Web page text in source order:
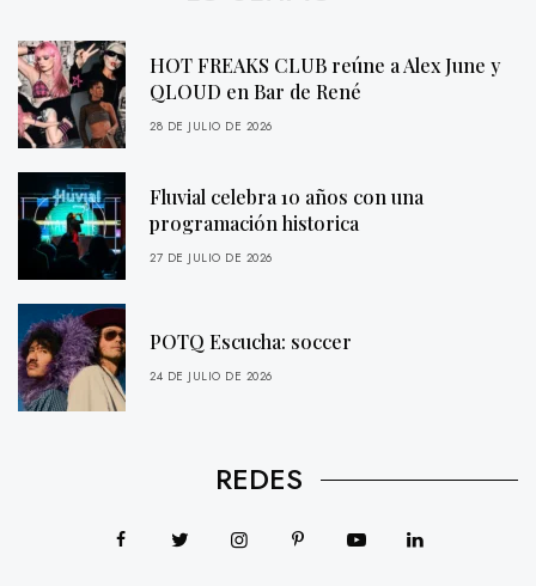
HOT FREAKS CLUB reúne a Alex June y
QLOUD en Bar de René
28 DE JULIO DE 2026
Fluvial celebra 10 años con una
programación historica
27 DE JULIO DE 2026
POTQ Escucha: soccer
24 DE JULIO DE 2026
REDES